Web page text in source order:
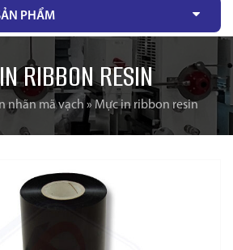
PHẨM
RIBBON RESIN
nhãn mã vạch » Mực in ribbon resin